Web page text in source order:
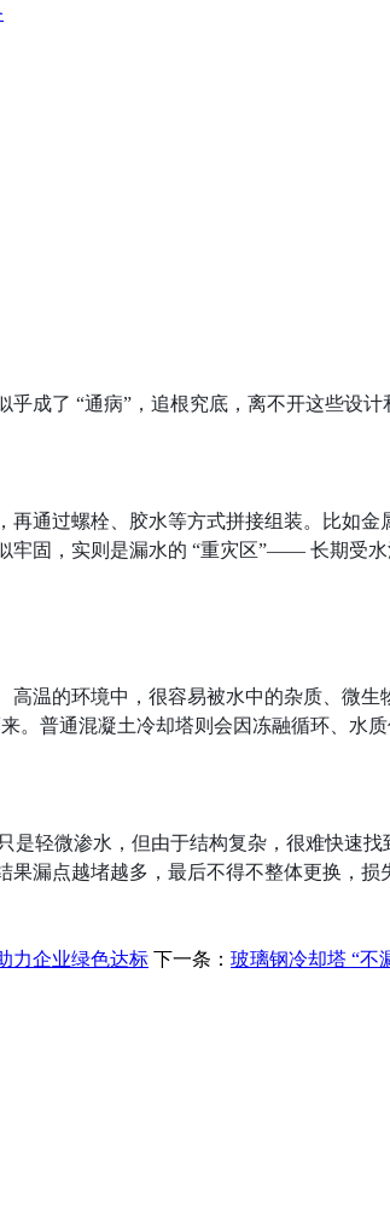
成了 “通病”，追根究底，离不开这些设计
通过螺栓、胶水等方式拼接组装。比如
牢固，实则是漏水的 “重灾区”—— 长期受
温的环境中，很容易被水中的杂质、微
。普通混凝土冷却塔则会因冻融循环、水
是轻微渗水，但由于结构复杂，很难快速
漏点越堵越多，最后不得不整体更换，损
力企业绿色达标 下一条： 玻璃钢冷却塔 “不